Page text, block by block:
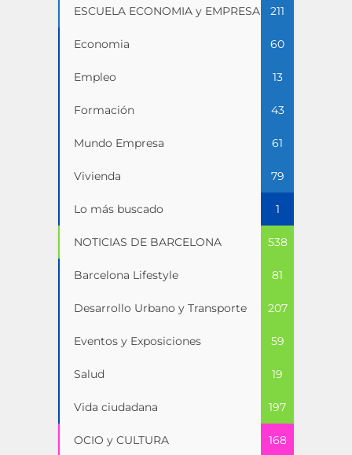
ESCUELA ECONOMIA y EMPRESA 211
Economia 60
Empleo 13
Formación 43
Mundo Empresa 61
Vivienda 79
Lo más buscado 1
NOTICIAS DE BARCELONA 538
Barcelona Lifestyle 81
Desarrollo Urbano y Transporte 207
Eventos y Exposiciones 59
Salud 19
Vida ciudadana 197
OCIO y CULTURA 168